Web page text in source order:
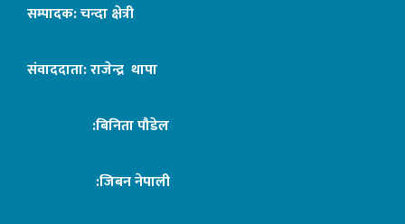
सम्पादक: चन्दा क्षेत्री
संवाददाता: राजेन्द्र थापा
:बिनिता पौडेल
:जिबन नेपाली